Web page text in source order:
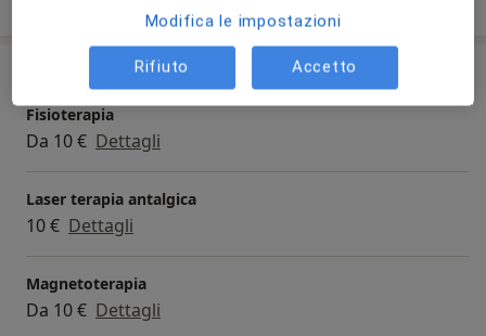
Prestazioni e prezzi
Fisioterapia
Da 10 € Dettagli
Laser terapia antalgica
10 € Dettagli
Magnetoterapia
Da 10 € Dettagli
Modifica le impostazioni
Rifiuto Accetto